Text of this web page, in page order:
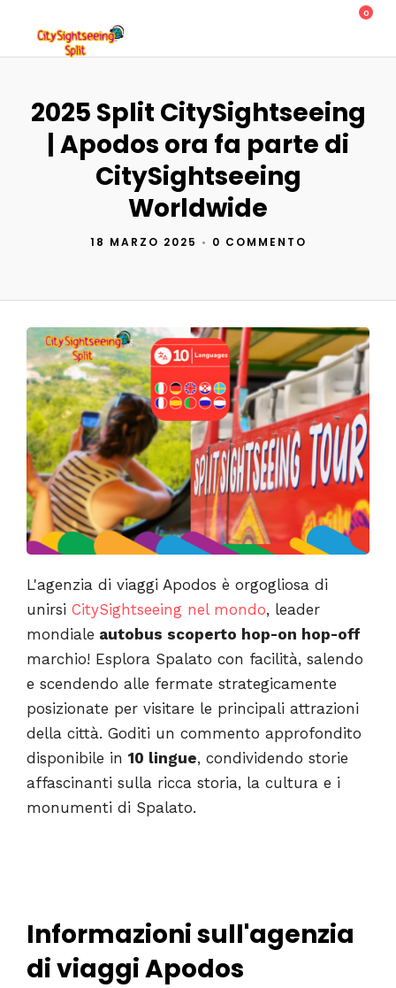
0
2025 Split CitySightseeing
| Apodos ora fa parte di
CitySightseeing
Worldwide
18 MARZO 2025 • 0 COMMENTO
L'agenzia di viaggi Apodos è orgogliosa di
unirsi CitySightseeing nel mondo, leader
mondiale autobus scoperto hop-on hop-off
marchio! Esplora Spalato con facilità, salendo
e scendendo alle fermate strategicamente
posizionate per visitare le principali attrazioni
della città. Goditi un commento approfondito
disponibile in 10 lingue, condividendo storie
affascinanti sulla ricca storia, la cultura e i
monumenti di Spalato.
Informazioni sull'agenzia
di viaggi Apodos